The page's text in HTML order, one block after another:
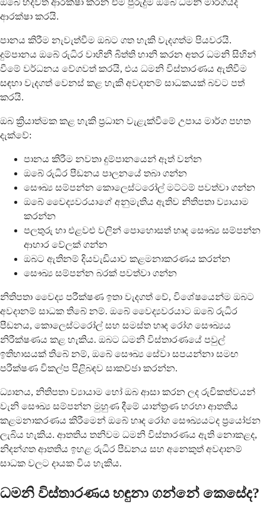
ඔබේ හදවත ආරක්ෂා කරන එම පුරුදුම ඔබේ ධමනි මාර්ගයද
ආරක්ෂා කරයි.
පානය කිරීම නැවැත්වීම ඔබට ගත හැකි වැදගත්ම පියවරයි.
දුම්පානය ඔබේ රුධිර වාහිනී බිත්ති හානි කරන අතර ධමනි සිහින්
වීමේ වර්ධනය වේගවත් කරයි, එය ධමනි විස්තාරණය ඇතිවීම
සඳහා වැදගත් වෙනස් කළ හැකි අවදානම් සාධකයක් බවට පත්
කරයි.
ඔබ ක්‍රියාත්මක කළ හැකි ප්‍රධාන වැළැක්වීමේ උපාය මාර්ග පහත
දැක්වේ:
පානය කිරීම නවතා දුම්පානයෙන් ඈත් වන්න
ඔබේ රුධිර පීඩනය පාලනයේ තබා ගන්න
සෞඛ්‍ය සම්පන්න කොලෙස්ටරෝල් මට්ටම් පවත්වා ගන්න
ඔබේ වෛද්‍යවරයාගේ අනුමැතිය ඇතිව නිතිපතා ව්‍යායාම
කරන්න
පලතුරු හා එළවළු වලින් පොහොසත් හෘද සෞඛ්‍ය සම්පන්න
ආහාර වේලක් ගන්න
ඔබට ඇතිනම් දියවැඩියාව කළමනාකරණය කරන්න
සෞඛ්‍ය සම්පන්න බරක් පවත්වා ගන්න
නිතිපතා වෛද්‍ය පරීක්ෂණ ඉතා වැදගත් වේ, විශේෂයෙන්ම ඔබට
අවදානම් සාධක තිබේ නම්. ඔබේ වෛද්‍යවරයාට ඔබේ රුධිර
පීඩනය, කොලෙස්ටරෝල් සහ සමස්ත හෘද රෝග සෞඛ්‍යය
නිරීක්ෂණය කළ හැකිය. ඔබට ධමනි විස්තාරණයේ පවුල්
ඉතිහාසයක් තිබේ නම්, ඔබේ සෞඛ්‍ය සේවා සපයන්නා සමඟ
පරීක්ෂණ විකල්ප පිළිබඳව සාකච්ඡා කරන්න.
ධ්‍යානය, නිතිපතා ව්‍යායාම හෝ ඔබ ආසා කරන ලද රුචිකත්වයන්
වැනි සෞඛ්‍ය සම්පන්න මුහුණ දීමේ යාන්ත්‍රණ හරහා ආතතිය
කළමනාකරණය කිරීමෙන් ඔබේ හෘද රෝග සෞඛ්‍යයටද ප්‍රයෝජන
ලැබිය හැකිය. ආතතිය තනිවම ධමනි විස්තාරණය ඇති නොකළද,
නිදන්ගත ආතතිය ඉහළ රුධිර පීඩනය සහ අනෙකුත් අවදානම්
සාධක වලට දායක විය හැකිය.
ධමනි විස්තාරණය හඳුනා ගන්නේ කෙසේද?